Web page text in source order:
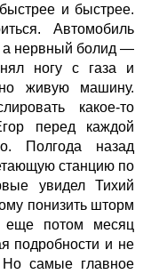
и быстрее.
Автомобиль
а нервный болид —
ногу с газа и
живую машину.
какое-то
перед каждой
Полгода назад
станцию по
увидел Тихий
понизить шторм
еще потом месяц
подробности и не
Но самые главное